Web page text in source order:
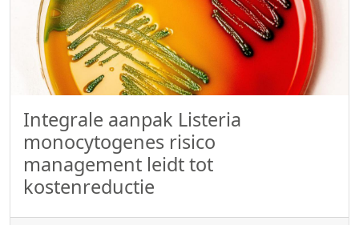
Integrale aanpak Listeria
monocytogenes risico
management leidt tot
kostenreductie